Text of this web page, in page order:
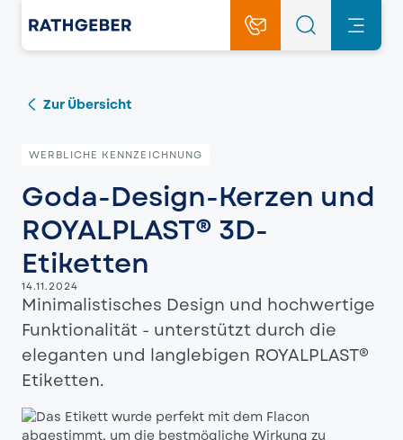
Zur Übersicht
WERBLICHE KENNZEICHNUNG
Goda-Design-Kerzen und
ROYALPLAST® 3D-
Etiketten
14.11.2024
Minimalistisches Design und hochwertige
Funktionalität - unterstützt durch die
eleganten und langlebigen ROYALPLAST®
Etiketten.